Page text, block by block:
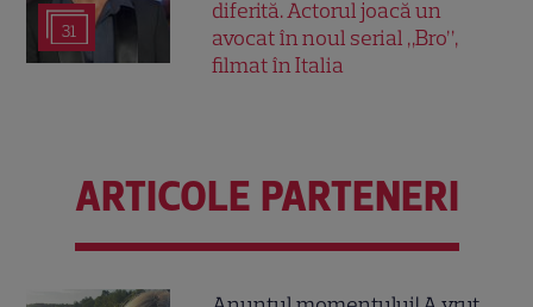
31
diferită. Actorul joacă un
avocat în noul serial „Bro”,
filmat în Italia
ARTICOLE PARTENERI